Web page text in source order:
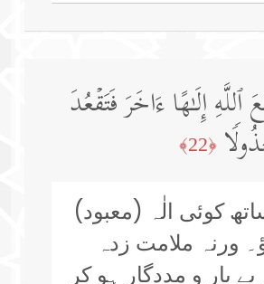
إِلَـٰهًا ءَاخَرَ فَتَقۡعُدَ
﴿22﴾
کوئی الٰہ (معبود)
ورنہ ملامت زدہ
بے یار و مددگار ہو کر